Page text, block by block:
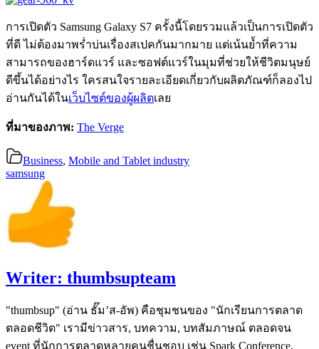
การเปิดตัว Samsung Galaxy S7 ครั้งนี้โดยรวมแล้วเป็นการเปิดตัว
ที่ดี ไม่ต้องมาพร่ำบ่นเรื่องสเปคกันมากมาย แต่เน้นย้ำที่ความ
สามารถของฮาร์ดแวร์ และซอฟต์แวร์ในมุมที่ช่วยให้ชีวิตมนุษย์
ดีขึ้นได้อย่างไร ใครสนใจรายละเอียดเกี่ยวกับผลิตภัณฑ์ก็ลองไป
อ่านกันได้ในเว็บไซต์ของผู้ผลิตเลย
ที่มาของภาพ: The Verge
Business, Mobile and Tablet industry
samsung
Writer: thumbsupteam
"thumbsup" (อ่าน ธั๊ม’ส-อัพ) คือชุมชนของ "นักเรียนการตลาด
ตลอดชีวิต" เรามีข่าวสาร, บทความ, บทสัมภาษณ์ ตลอดจน
event ที่นักการตลาดหลายคนชื่นชอบ เช่น Spark Conference,